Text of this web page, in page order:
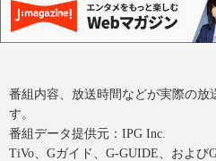
番組内容、放送時間などが実際の放
す。
番組データ提供元：IPG Inc.
TiVo、Gガイド、G-GUIDE、および